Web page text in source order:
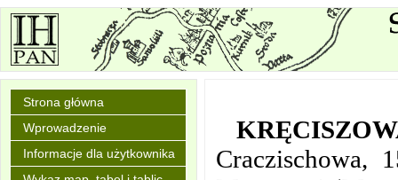
Strona główna
Wprowadzenie
Informacje dla użytkownika
Craczischowa,